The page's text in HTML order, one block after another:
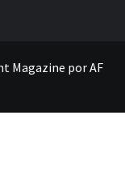
Magazine porAF